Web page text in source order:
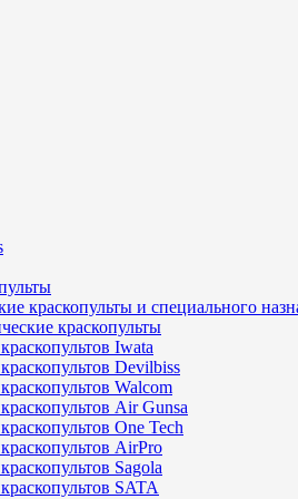
краскопульты и специального
краскопульты
Iwata
Devilbiss
Walcom
Air Gunsa
One Tech
AirPro
Sagola
SATA